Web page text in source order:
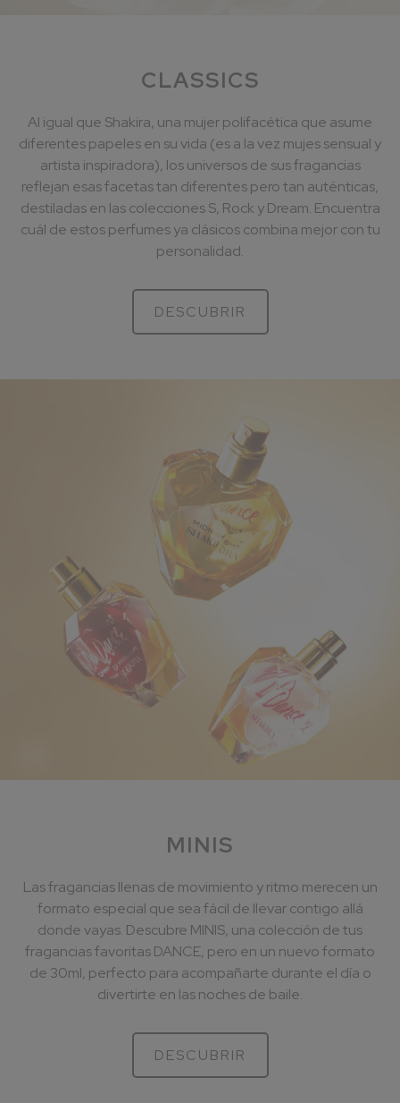
CLASSICS
Al igual que Shakira, una mujer polifacética que asume
diferentes papeles en su vida (es a la vez mujes sensual y
artista inspiradora), los universos de sus fragancias
reflejan esas facetas tan diferentes pero tan auténticas,
destiladas en las colecciones S, Rock y Dream. Encuentra
cuál de estos perfumes ya clásicos combina mejor con tu
personalidad.
DESCUBRIR
MINIS
Las fragancias llenas de movimiento y ritmo merecen un
formato especial que sea fácil de llevar contigo allá
donde vayas. Descubre MINIS, una colección de tus
fragancias favoritas DANCE, pero en un nuevo formato
de 30ml, perfecto para acompañarte durante el día o
divertirte en las noches de baile.
DESCUBRIR